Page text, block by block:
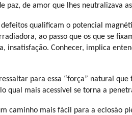
paz, de amor que lhes neutralizava
qualificam o potencial
ao passo que os que se
insatisfação. Conhecer, implica
para essa “força” natural
qual mais acessível se torna a
caminho mais fácil para a eclosão